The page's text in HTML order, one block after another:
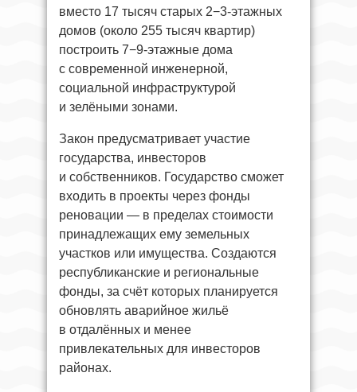
вместо 17 тысяч старых 2−3-этажных
домов (около 255 тысяч квартир)
построить 7−9-этажные дома
с современной инженерной,
социальной инфраструктурой
и зелёными зонами.
Закон предусматривает участие
государства, инвесторов
и собственников. Государство сможет
входить в проекты через фонды
реновации — в пределах стоимости
принадлежащих ему земельных
участков или имущества. Создаются
республиканские и региональные
фонды, за счёт которых планируется
обновлять аварийное жильё
в отдалённых и менее
привлекательных для инвесторов
районах.